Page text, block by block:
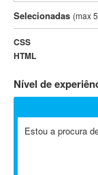
3DS Max
3GSM
4D Dimension
A&P
A-GPS
A2Billing
AAUS Scientific
Selecionadas (max
CSS
HTML
Nível de
Estou a procura